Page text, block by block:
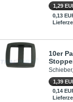
1,29
0,13
10er
1,39
0,14